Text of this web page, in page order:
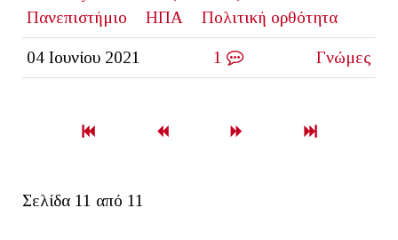
Πανεπιστήμιο
ΗΠΑ Πολιτική ορθότητα
04 Ιουνίου 2021 1 Γνώμες
Σελίδα 11 από 11